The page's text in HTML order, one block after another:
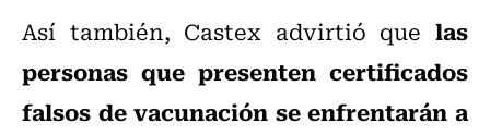
Así también, Castex advirtió que las
personas que presenten certificados
falsos de vacunación se enfrentarán a